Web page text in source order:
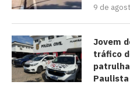
9 de
Jovem
tráfico
Paulista